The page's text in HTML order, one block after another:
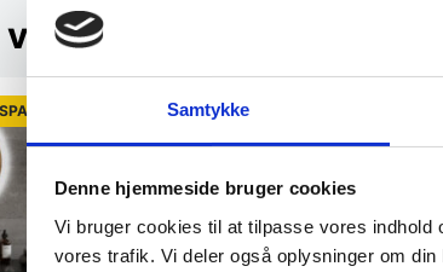
Samtykke
Denne hjemmeside bruger cookies
Vi bruger cookies til at tilpasse vores
vores trafik. Vi deler også oplysninger om
varer
SPAR 41% Populært